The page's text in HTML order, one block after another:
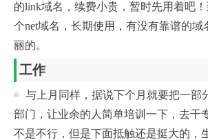
的link域名，续费小贵，暂时先用着吧
个net域名，长期使用，有没有靠谱的域
丽的。
工作
与上月同样，据说下个月就要把一部
部门，让业余的人简单培训一下，去干
不是不行，但是下面抵触还是挺大的，